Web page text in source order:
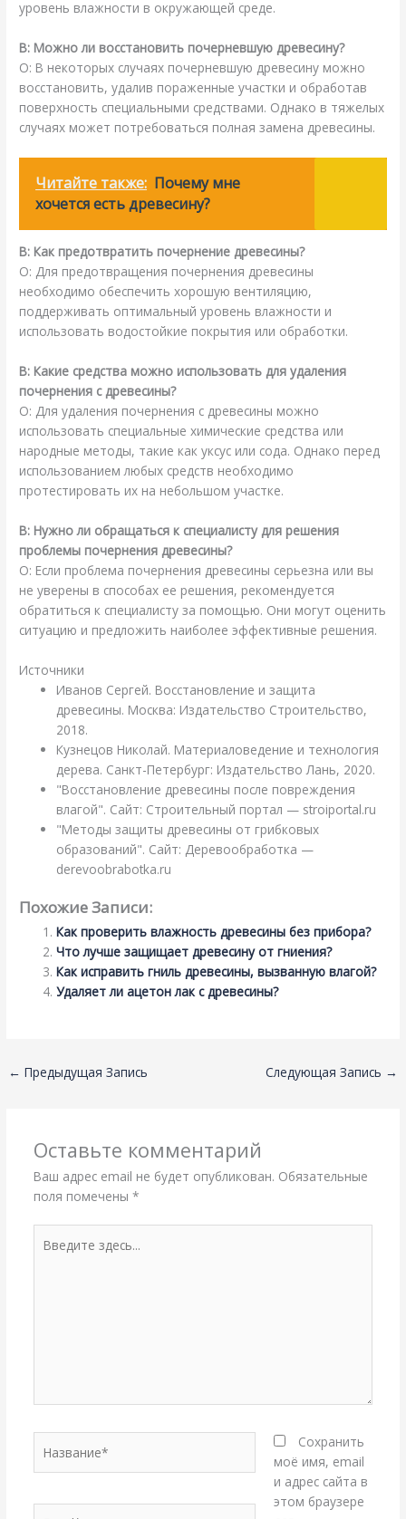
уровень влажности в окружающей среде.
В: Можно ли восстановить почерневшую древесину?
О: В некоторых случаях почерневшую древесину можно
восстановить, удалив пораженные участки и обработав
поверхность специальными средствами. Однако в тяжелых
случаях может потребоваться полная замена древесины.
Читайте также: Почему мне
хочется есть древесину?
В: Как предотвратить почернение древесины?
О: Для предотвращения почернения древесины
необходимо обеспечить хорошую вентиляцию,
поддерживать оптимальный уровень влажности и
использовать водостойкие покрытия или обработки.
В: Какие средства можно использовать для удаления
почернения с древесины?
О: Для удаления почернения с древесины можно
использовать специальные химические средства или
народные методы, такие как уксус или сода. Однако перед
использованием любых средств необходимо
протестировать их на небольшом участке.
В: Нужно ли обращаться к специалисту для решения
проблемы почернения древесины?
О: Если проблема почернения древесины серьезна или вы
не уверены в способах ее решения, рекомендуется
обратиться к специалисту за помощью. Они могут оценить
ситуацию и предложить наиболее эффективные решения.
Источники
Иванов Сергей. Восстановление и защита
древесины. Москва: Издательство Строительство,
2018.
Кузнецов Николай. Материаловедение и технология
дерева. Санкт-Петербург: Издательство Лань, 2020.
"Восстановление древесины после повреждения
влагой". Сайт: Строительный портал — stroiportal.ru
"Методы защиты древесины от грибковых
образований". Сайт: Деревообработка —
derevoobrabotka.ru
Похожие Записи:
Как проверить влажность древесины без прибора?
Что лучше защищает древесину от гниения?
Как исправить гниль древесины, вызванную влагой?
Удаляет ли ацетон лак с древесины?
← Предыдущая Запись Следующая Запись →
Оставьте комментарий
Ваш адрес email не будет опубликован. Обязательные
поля помечены *
здесь...
Сохранить
моё имя, email
и адрес сайта в
этом браузере